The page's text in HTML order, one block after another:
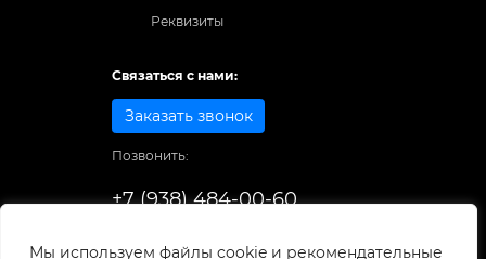
Мы используем файлы cookie и рекомендательные
Реквизиты
Связаться с нами:
Заказать звонок
Позвонить:
+7 (938) 484-00-60